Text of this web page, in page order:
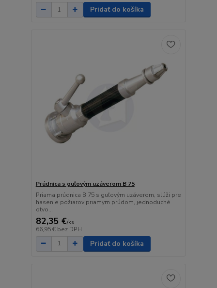
Pridať do košíka
Prúdnica s guľovým uzáverom B 75
Priama prúdnica B 75 s guľovým uzáverom, slúži pre
hasenie požiarov priamym prúdom, jednoduché
otvo...
82,35 €/ks
66,95 € bez DPH
Pridať do košíka